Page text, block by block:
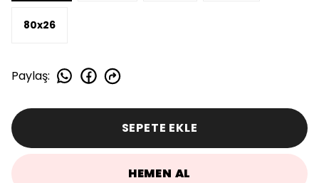
80x26
Paylaş:
SEPETE EKLE
HEMEN AL